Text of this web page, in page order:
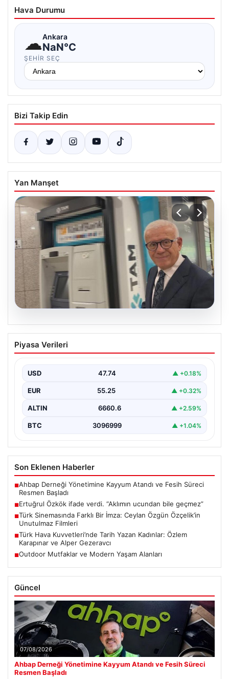
Hava Durumu
☁Ankara
NaN°C
ŞEHIR SEÇ
Bizi Takip Edin
Yan Manşet
06.08.2026
Ertuğrul Özkök ifade verdi. “Aklımın
ucundan bile geçmez”
Piyasa Verileri
USD 47.74 ▲ +0.18%
EUR 55.25 ▲ +0.32%
ALTIN 6660.6 ▲ +2.59%
BTC 3096999 ▲ +1.04%
Son Eklenen Haberler
■Ahbap Derneği Yönetimine Kayyum Atandı ve Fesih Süreci
Resmen Başladı
■Ertuğrul Özkök ifade verdi. “Aklımın ucundan bile geçmez”
■Türk Sinemasında Farklı Bir İmza: Ceylan Özgün Özçelik’in
Unutulmaz Filmleri
■Türk Hava Kuvvetleri’nde Tarih Yazan Kadınlar: Özlem
Karapınar ve Alper Gezeravcı
■Outdoor Mutfaklar ve Modern Yaşam Alanları
Güncel
07/08/2026
Ahbap Derneği Yönetimine Kayyum Atandı ve Fesih Süreci
Resmen Başladı